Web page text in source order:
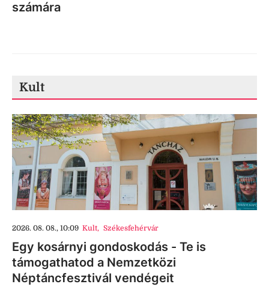
számára
Kult
2026. 08. 08., 10:09 Kult, Székesfehérvár
Egy kosárnyi gondoskodás - Te is
támogathatod a Nemzetközi
Néptáncfesztivál vendégeit